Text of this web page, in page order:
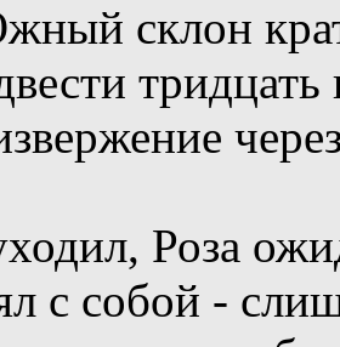
склон
тридцать
Роза
с собой -